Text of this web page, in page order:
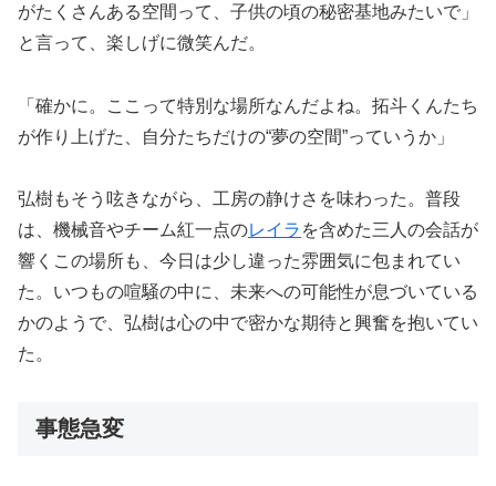
がたくさんある空間って、子供の頃の秘密基地みたいで」
と言って、楽しげに微笑んだ。
「確かに。ここって特別な場所なんだよね。拓斗くんたち
が作り上げた、自分たちだけの“夢の空間”っていうか」
弘樹もそう呟きながら、工房の静けさを味わった。普段
は、機械音やチーム紅一点のレイラ を含めた三人の会話が
響くこの場所も、今日は少し違った雰囲気に包まれてい
た。いつもの喧騒の中に、未来への可能性が息づいている
かのようで、弘樹は心の中で密かな期待と興奮を抱いてい
た。
事態急変